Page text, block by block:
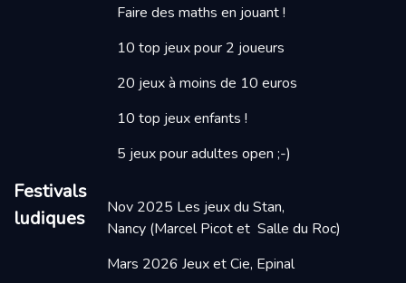
Faire des maths en jouant!
10 top jeux pour 2 joueurs
20 jeux à moins de 10 euros
10 top jeux enfants !
5 jeux pour adultes open ;-)
Festivals
ludiques
Nov 2025 Les jeux du Stan,
Nancy(Marcel Picot et Salle du Roc)
Mars 2026 Jeux et Cie, Epinal